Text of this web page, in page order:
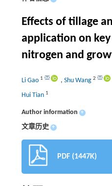
Effects of tillage
application on
nitrogen and
Li Gao 1 , Shu Wang 2
Hui Tian 1
Author information +
文章历史 +
PDF (1447K)